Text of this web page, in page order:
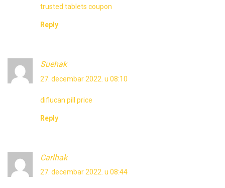
trusted tablets coupon
Reply
Suehak
27. decembar 2022. u 08:10
diflucan pill price
Reply
Carlhak
27. decembar 2022. u 08:44